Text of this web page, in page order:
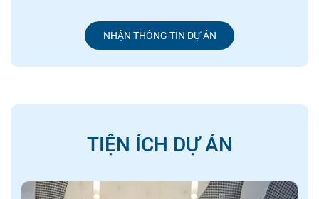
NHẬN THÔNG TIN DỰ ÁN
TIỆN ÍCH DỰ ÁN